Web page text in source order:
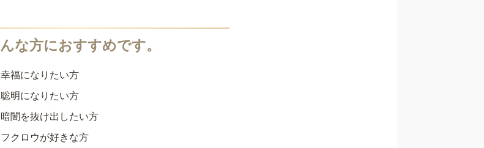
幸福になりたい方
聡明になりたい方
暗闇を抜け出したい方
フクロウが好きな方